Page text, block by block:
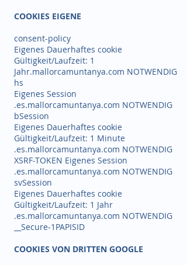
COOKIES EIGENE
consent-policy
Eigenes Dauerhaftes cookie
Gültigkeit/Laufzeit: 1
Jahr.mallorcamuntanya.com NOTWENDIG
hs
Eigenes Session
.es.mallorcamuntanya.com NOTWENDIG
bSession
Eigenes Dauerhaftes cookie
Gültigkeit/Laufzeit: 1 Minute
.es.mallorcamuntanya.com NOTWENDIG
XSRF-TOKEN Eigenes Session
.es.mallorcamuntanya.com NOTWENDIG
svSession
Eigenes Dauerhaftes cookie
Gültigkeit/Laufzeit: 1 Jahr
.es.mallorcamuntanya.com NOTWENDIG
__Secure-1PAPISID
COOKIES VON DRITTEN GOOGLE